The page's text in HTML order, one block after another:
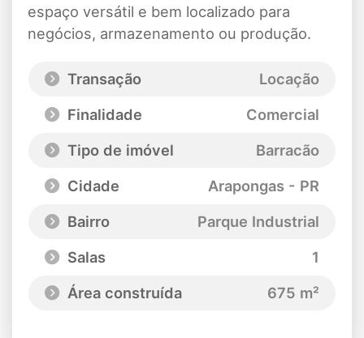
espaço versátil e bem localizado para
negócios, armazenamento ou produção.
Transação
Locação
Finalidade
Comercial
Tipo de imóvel
Barracão
Cidade
Arapongas - PR
Bairro
Parque Industrial
Salas
1
Área construída
675 m²